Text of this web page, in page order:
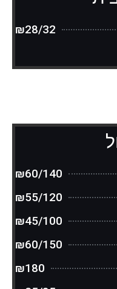
₪28/32
₪60/140
₪55/120
₪45/100
₪60/150
₪180